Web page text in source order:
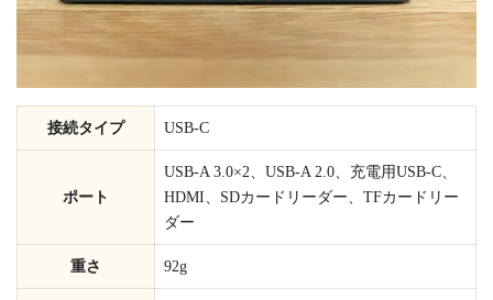
接続タイプ USB-C
ポート
USB-A 3.0×2、USB-A 2.0、充電用USB-C、
HDMI、SDカードリーダー、TFカードリー
ダー
重さ 92g